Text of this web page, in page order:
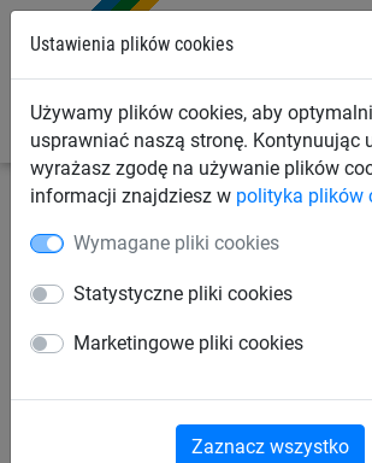
Ustawienia plików cookies
Używamy plików cookies, aby
usprawniać naszą stronę. Kontynuując
wyrażasz zgodę na używanie plików
informacji znajdziesz w polityka plików
Wymagane pliki cookies
Statystyczne pliki cookies
Marketingowe pliki cookies
Zaznacz wszystko
Urządzenia
Orle gniazdo - karuzela